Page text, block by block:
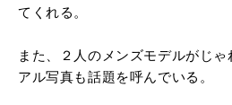
てくれる。
また、２人のメンズモデルがじ
アル写真も話題を呼んでいる。